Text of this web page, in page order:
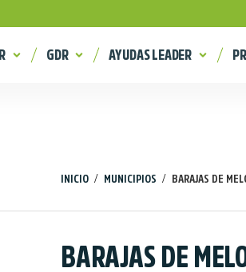
GDR AYUDAS LEADER
INICIO / MUNICIPIOS / BARAJAS DE
BARAJAS DE